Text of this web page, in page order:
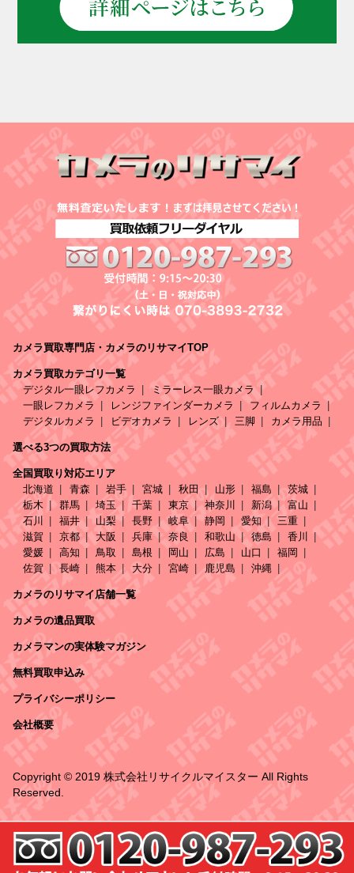
カメラ買取専門店・カメラのリサマイTOP
カメラ買取カテゴリ一覧
デジタル一眼レフカメラ
ミラーレス一眼カメラ
一眼レフカメラ
レンジファインダーカメラ
フィルムカメラ
デジタルカメラ
ビデオカメラ レンズ 三脚 カメラ用品
選べる3つの買取方法
全国買取り対応エリア
北海道
青森 岩手 宮城 秋田 山形 福島
茨城
栃木
群馬 埼玉 千葉 東京 神奈川 新潟
富山
石川
福井 山梨 長野 岐阜 静岡 愛知
三重
滋賀
京都 大阪 兵庫 奈良 和歌山 徳島
香川
愛媛
高知 鳥取 島根 岡山 広島 山口
福岡
佐賀
長崎 熊本 大分 宮崎 鹿児島 沖縄
カメラのリサマイ店舗一覧
カメラの遺品買取
カメラマンの実体験マガジン
無料買取申込み
プライバシーポリシー
会社概要
Copyright © 2019 株式会社リサイクルマイスター All Rights
Reserved.